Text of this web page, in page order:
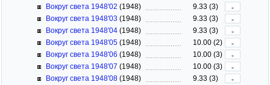
Вокруг света 1948'02 (1948) 9.33 (3)
-
Вокруг света 1948'03 (1948) 9.33 (3)
-
Вокруг света 1948'04 (1948) 9.33 (3)
-
Вокруг света 1948'05 (1948) 10.00 (2)
-
Вокруг света 1948'06 (1948) 10.00 (3)
-
Вокруг света 1948'07 (1948) 10.00 (3)
-
Вокруг света 1948'08 (1948) 9.33 (3)
-